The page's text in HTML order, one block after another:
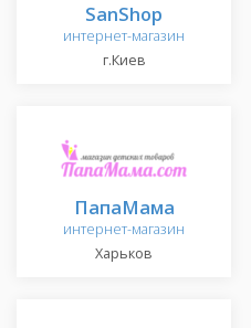
SanShop
интернет-магазин
г.Киев
ПапаМама
интернет-магазин
Харьков